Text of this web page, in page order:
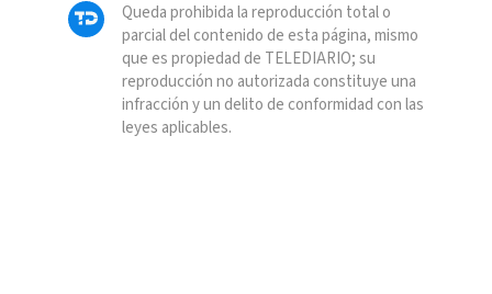
Queda prohibida la reproducción total o
parcial del contenido de esta página, mismo
que es propiedad de TELEDIARIO; su
reproducción no autorizada constituye una
infracción y un delito de conformidad con las
leyes aplicables.